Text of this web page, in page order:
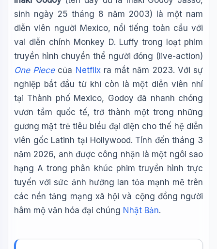
sinh ngày 25 tháng 8 năm 2003) là một nam
diễn viên người Mexico, nổi tiếng toàn cầu với
vai diễn chính Monkey D. Luffy trong loạt phim
truyền hình chuyển thể người đóng (live-action)
One Piececủa Netflixra mắt năm 2023. Với sự
nghiệp bắt đầu từ khi còn là một diễn viên nhí
tại Thành phố Mexico, Godoy đã nhanh chóng
vươn tầm quốc tế, trở thành một trong những
gương mặt trẻ tiêu biểu đại diện cho thế hệ diễn
viên gốc Latinh tại Hollywood. Tính đến tháng 3
năm 2026, anh được công nhận là một ngôi sao
hạng A trong phân khúc phim truyền hình trực
tuyến với sức ảnh hưởng lan tỏa mạnh mẽ trên
các nền tảng mạng xã hội và cộng đồng người
hâm mộ văn hóa đại chúng Nhật Bản.